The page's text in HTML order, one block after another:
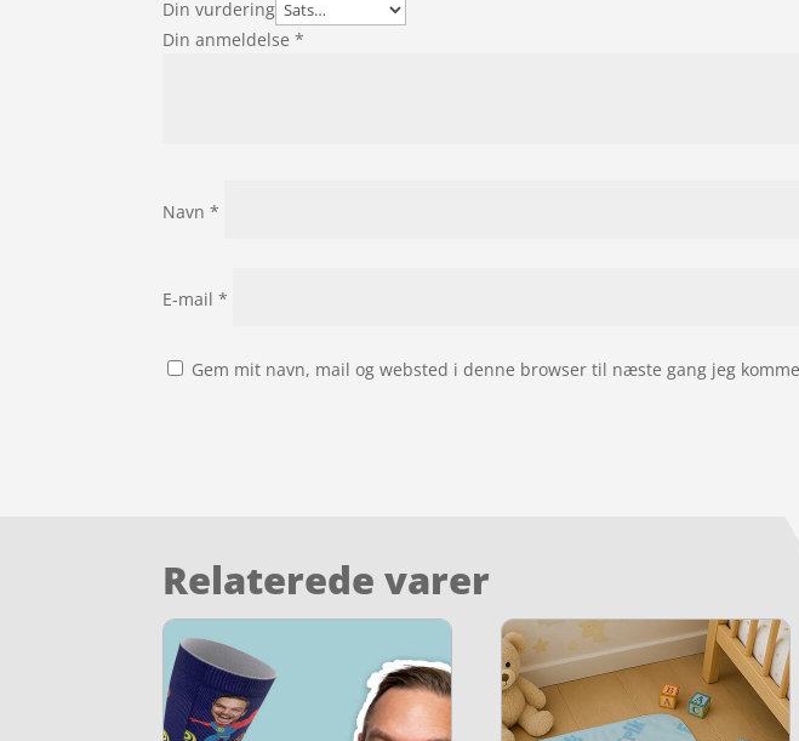
Din vurdering
Din anmeldelse*
Navn*
E-mail*
Gem mit navn, mail og websted i denne browser til næste gang jeg
Relaterede varer